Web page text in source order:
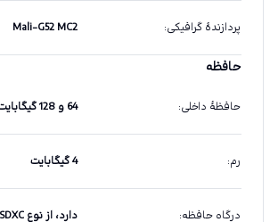
پردازندهٔ گرافیکی:
Mali-G52 MC2
حافظه
حافظهٔ داخلی: 64 و 128 گیگابایت
رم: 4 گیگابایت
درگاه حافظه: